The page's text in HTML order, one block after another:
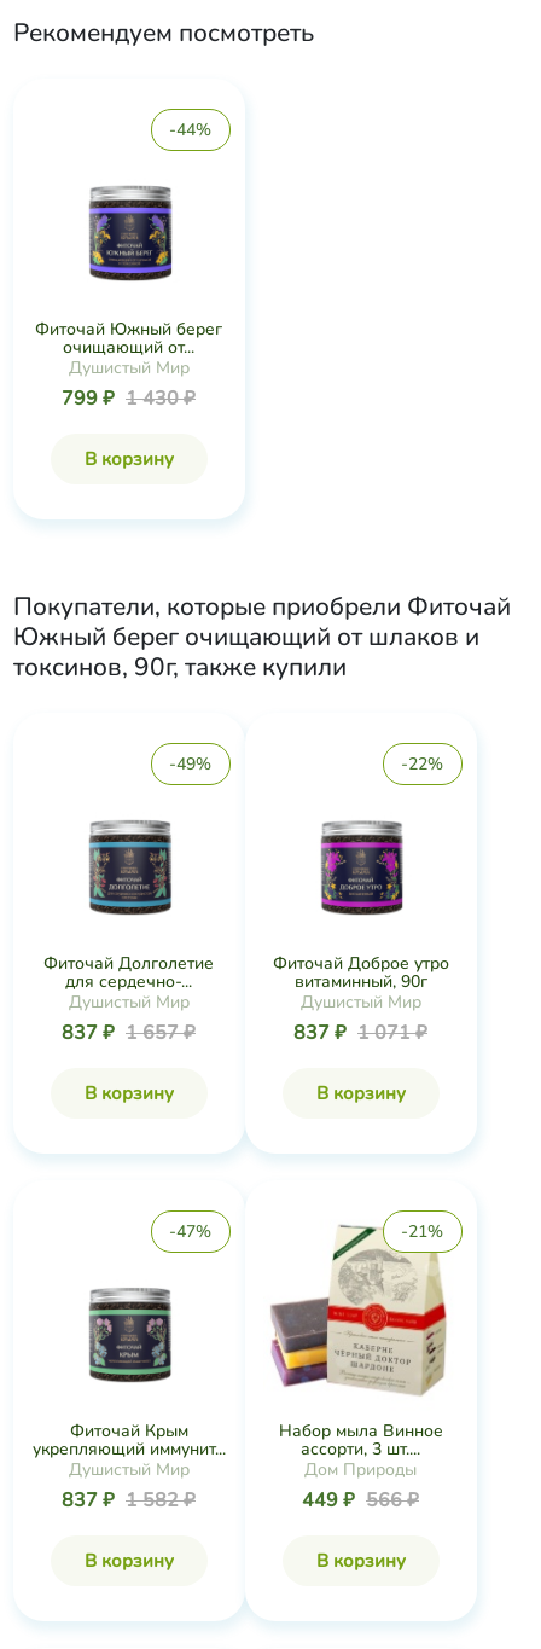
Рекомендуем посмотреть
-44%
Фиточай Южный берег
очищающий от...
Душистый Мир
799 ₽ 1 430 ₽
В корзину
Покупатели, которые приобрели Фиточай
Южный берег очищающий от шлаков и
токсинов, 90г, также купили
-49%
Фиточай Долголетие
для сердечно-...
Душистый Мир
837 ₽ 1 657 ₽
В корзину
-22%
Фиточай Доброе утро
витаминный, 90г
Душистый Мир
837 ₽ 1 071 ₽
В корзину
-47%
Фиточай Крым
укрепляющий иммунит...
Душистый Мир
837 ₽ 1 582 ₽
В корзину
-21%
Набор мыла Винное
ассорти, 3 шт....
Дом Природы
449 ₽ 566 ₽
В корзину